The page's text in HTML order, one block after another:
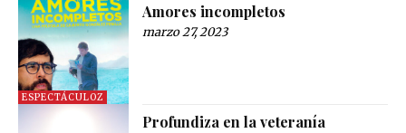
ESPECTÁCULOZ
Amores incompletos
marzo 27, 2023
Profundiza en la veteranía